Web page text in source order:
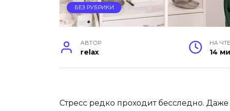
БЕЗ РУБРИКИ
АВТОР
relax
НА
14
Стресс редко проходит бесследно.